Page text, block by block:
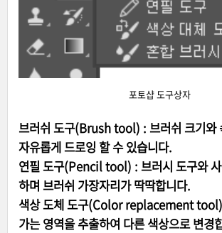
포토샵 도구상자
브러쉬 도구(Brush tool) : 브러쉬 크기와
자유롭게 드로잉 할 수 있습니다.
연필 도구(Pencil tool) : 브러시 도구와
하며 브러쉬 가장자리가 딱딱합니다.
색상 도체 도구(Color replacement
가는 영역을 추출하여 다른 색상으로 변경